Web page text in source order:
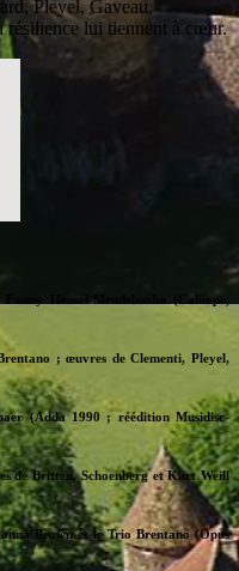
Pleyel, Gaveau,
résilience lui tiennent à cœur.
Hensel-Mendelssohn (Calliope,
; œuvres de Clementi, Pleyel,
(Adda 1990 ; réédition Musidisc-
de Britten, Schoenberg et Kurt Weill
Brown et le Trio Brentano (Opus